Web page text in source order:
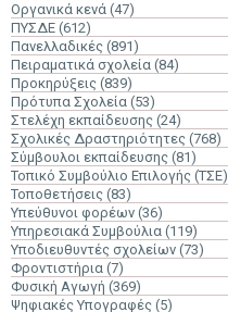
Οργανικά κενά (47)
ΠΥΣΔΕ (612)
Πανελλαδικές (891)
Πειραματικά σχολεία (84)
Προκηρύξεις (839)
Πρότυπα Σχολεία (53)
Στελέχη εκπαίδευσης (24)
Σχολικές Δραστηριότητες (768)
Σύμβουλοι εκπαίδευσης (81)
Τοπικό Συμβούλιο Επιλογής (ΤΣΕ)
Τοποθετήσεις (83)
Υπεύθυνοι φορέων (36)
Υπηρεσιακά Συμβούλια (119)
Υποδιευθυντές σχολείων (73)
Φροντιστήρια (7)
Φυσική Αγωγή (369)
Ψηφιακές Υπογραφές (5)